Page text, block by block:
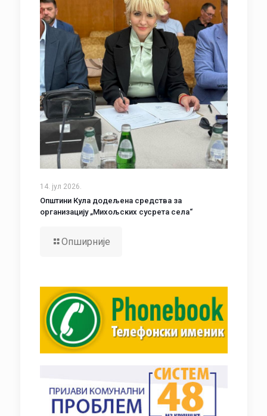
14. јул 2026.
Општини Кула додељена средства за
организацију „Михољских сусрета села“
Опширније